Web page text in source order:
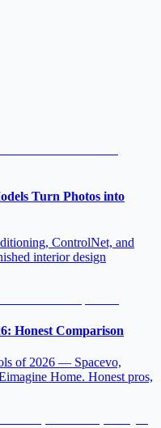
Turn Photos into
ControlNet, and
interior design
Honest Comparison
of 2026 — Spacevo,
Home. Honest pros,